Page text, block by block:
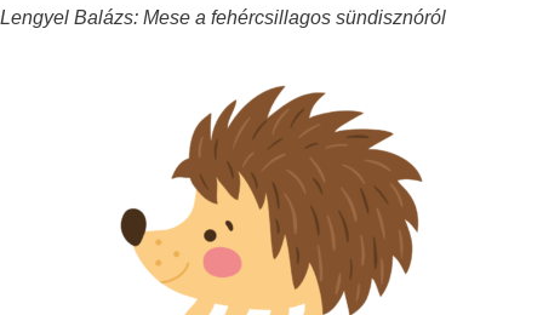
Lengyel Balázs: Mese a fehércsillagos sündisznóról